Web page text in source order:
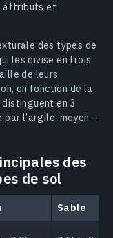
attributs et
des types de
les divise en trois
de leurs
en fonction de la
en 3
l’argile, moyen –
des
de sol
Sable